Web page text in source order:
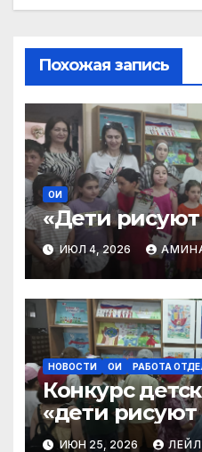
Похожая запись
ОИ
«Дети
ИЮЛ 4, 2026
НОВОСТИ ОИ РАБОТА
Конкурс
«дети рисуют
ИЮН 25, 2026